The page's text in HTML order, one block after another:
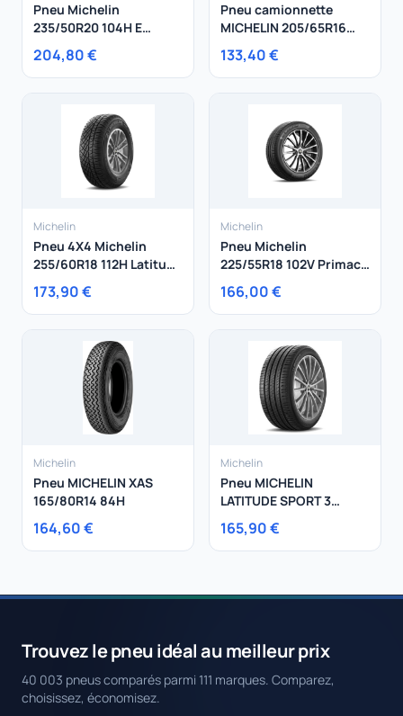
Pneu Michelin
235/50R20 104H E
Primacy XL
204,80 €
Pneu camionnette
MICHELIN 205/65R16
107T Agilis +
133,40 €
Michelin
Pneu 4X4 Michelin
255/60R18 112H Latitude
Cross XL
173,90 €
Michelin
Pneu Michelin
225/55R18 102V Primacy
4+ XL
166,00 €
Michelin
Pneu MICHELIN XAS
165/80R14 84H
164,60 €
Michelin
Pneu MICHELIN
LATITUDE SPORT 3
235/60R18 103W
165,90 €
Trouvez le pneu idéal au meilleur prix
40 003 pneus comparés parmi 111 marques. Comparez,
choisissez, économisez.